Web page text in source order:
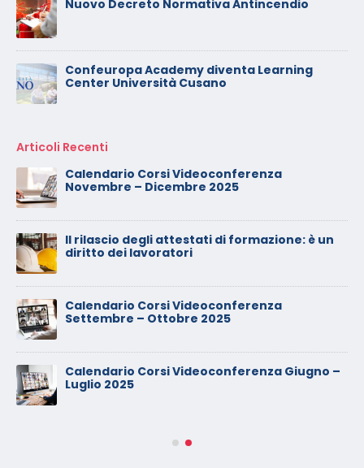
Nuovo Decreto Normativa Antincendio
Confeuropa Academy diventa Learning
Center Università Cusano
Articoli Recenti
Calendario Corsi Videoconferenza
Novembre – Dicembre 2025
Il rilascio degli attestati di formazione: è un
diritto dei lavoratori
Calendario Corsi Videoconferenza
Settembre – Ottobre 2025
Calendario Corsi Videoconferenza Giugno –
Luglio 2025